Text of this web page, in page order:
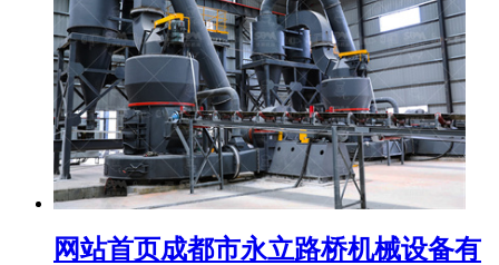
网站首页成都市永立路桥机械设备有